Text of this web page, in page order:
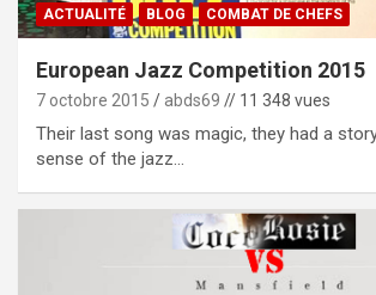
ACTUALITÉ BLOG COMBAT DE CHEFS
European Jazz Competition 2015
7 octobre 2015 abds69 // 11 348 vues
Their last song was magic, they had a
sense of the jazz…